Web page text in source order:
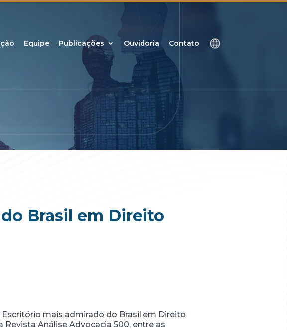
Equipe Publicações Ouvidoria Contato
Brasil em Direito
Escritório mais admirado do Brasil em Direito
Revista Análise Advocacia 500, entre as